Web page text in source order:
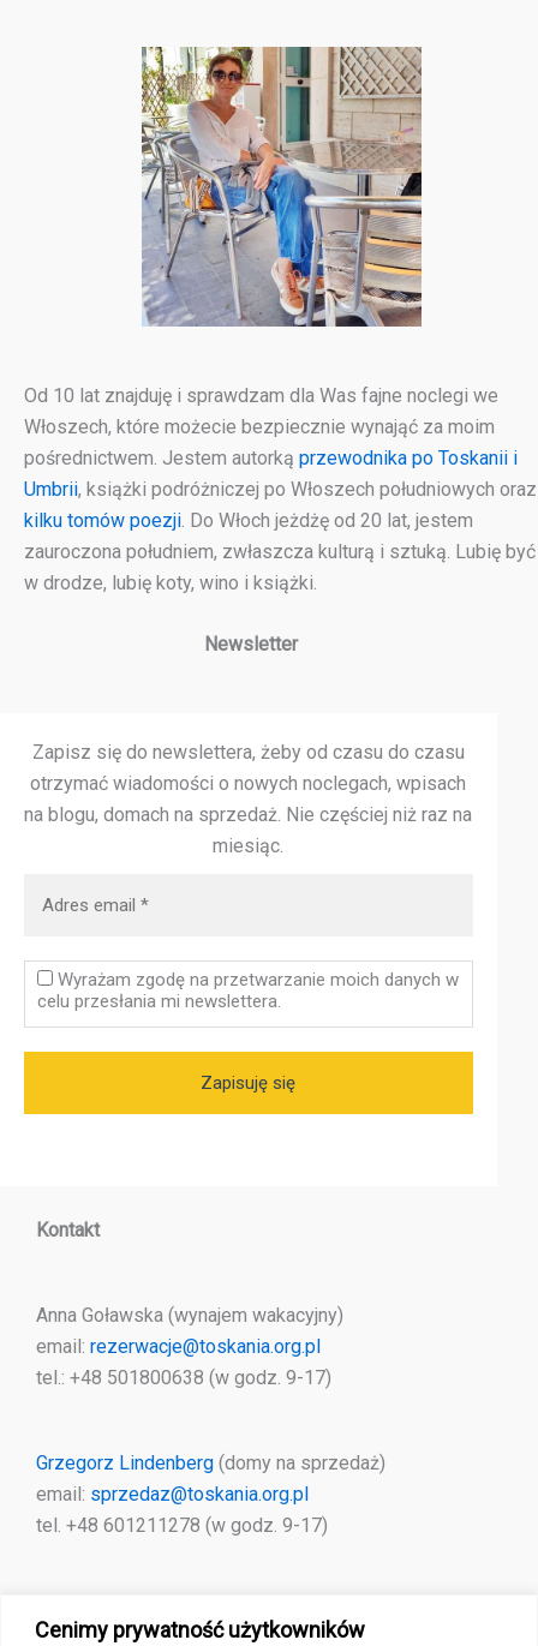
Cenimy prywatność użytkowników
Od 10 lat znajduję i sprawdzam dla Was fajne noclegi we
Włoszech, które możecie bezpiecznie wynająć za moim
pośrednictwem. Jestem autorką przewodnika po Toskanii i
Umbrii, książki podróżniczej po Włoszech południowych oraz
kilku tomów poezji. Do Włoch jeżdżę od 20 lat, jestem
zauroczona południem, zwłaszcza kulturą i sztuką. Lubię być
w drodze, lubię koty, wino i książki.
Newsletter
Zapisz się do newslettera, żeby od czasu do czasu
otrzymać wiadomości o nowych noclegach, wpisach
na blogu, domach na sprzedaż. Nie częściej niż raz na
miesiąc.
Wyrażam zgodę na przetwarzanie moich danych w
celu przesłania mi newslettera.
Kontakt
Anna Goławska (wynajem wakacyjny)
email: rezerwacje@toskania.org.pl
tel.: +48 501800638 (w godz. 9-17)
Grzegorz Lindenberg (domy na sprzedaż)
email: sprzedaz@toskania.org.pl
tel. +48 601211278 (w godz. 9-17)
Ul. Wrońska 3D/83, Lublin